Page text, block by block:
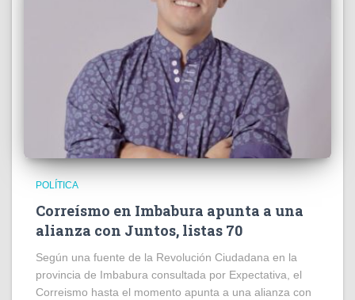
POLÍTICA
Correísmo en Imbabura apunta a una
alianza con Juntos, listas 70
Según una fuente de la Revolución Ciudadana en la
provincia de Imbabura consultada por Expectativa, el
Correismo hasta el momento apunta a una alianza con